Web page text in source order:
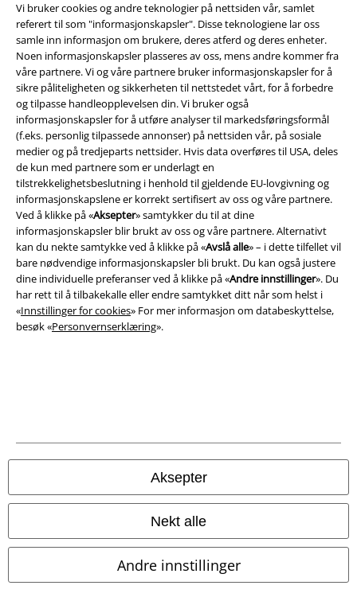
Vi bruker cookies og andre teknologier på nettsiden vår, samlet
referert til som "informasjonskapsler". Disse teknologiene lar oss
samle inn informasjon om brukere, deres atferd og deres enheter.
Noen informasjonskapsler plasseres av oss, mens andre kommer fra
våre partnere. Vi og våre partnere bruker informasjonskapsler for å
sikre påliteligheten og sikkerheten til nettstedet vårt, for å forbedre
og tilpasse handleopplevelsen din. Vi bruker også
informasjonskapsler for å utføre analyser til markedsføringsformål
(f.eks. personlig tilpassede annonser) på nettsiden vår, på sosiale
medier og på tredjeparts nettsider. Hvis data overføres til USA, deles
de kun med partnere som er underlagt en
tilstrekkelighetsbeslutning i henhold til gjeldende EU-lovgivning og
informasjonskapslene er korrekt sertifisert av oss og våre partnere.
Ved å klikke på «Aksepter» samtykker du til at dine
informasjonskapsler blir brukt av oss og våre partnere. Alternativt
kan du nekte samtykke ved å klikke på «Avslå alle» – i dette tilfellet vil
bare nødvendige informasjonskapsler bli brukt. Du kan også justere
dine individuelle preferanser ved å klikke på «Andre innstillinger». Du
har rett til å tilbakekalle eller endre samtykket ditt når som helst i
«Innstillinger for cookies» For mer informasjon om databeskyttelse,
besøk «Personvernserklæring».
Aksepter
Nekt alle
Andre innstillinger
Juridisk informasjon/Vilkår
Vilkår
Impressum
Konfidensialitetserklæring
Avfallshåndtering og miljøbeskyttelse
© 1986-2026 E.M.P. Merchandising HGmbH
EMP Online Shops